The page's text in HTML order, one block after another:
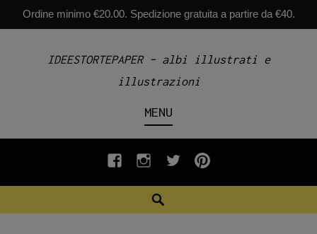
Ordine minimo €20.00. Spedizione gratuita a partire da €40.
IDEESTORTEPAPER – albi illustrati e
illustrazioni
MENU
fb INSTAGRAM
twiterpinterest